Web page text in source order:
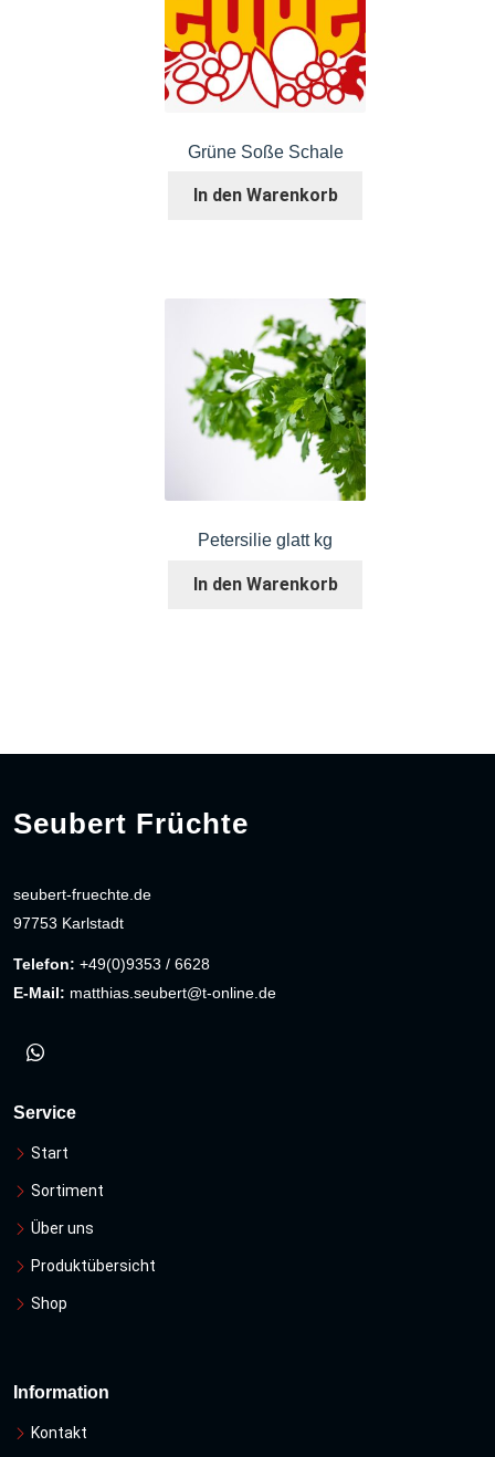
Grüne Soße Schale
In den Warenkorb
Petersilie glatt kg
In den Warenkorb
Seubert Früchte
seubert-fruechte.de
97753 Karlstadt
Telefon: +49(0)9353 / 6628
E-Mail: matthias.seubert@t-online.de
Service
Start
Sortiment
Über uns
Produktübersicht
Shop
Information
Kontakt